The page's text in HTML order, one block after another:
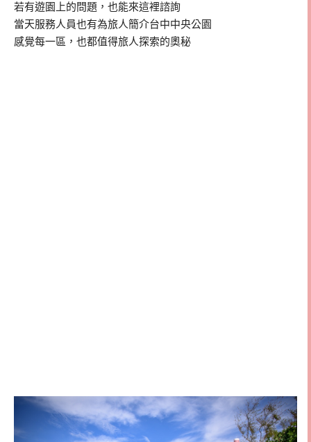
若有遊園上的問題，也能來這裡諮詢
當天服務人員也有為旅人簡介台中中央公園
感覺每一區，也都值得旅人探索的奧秘